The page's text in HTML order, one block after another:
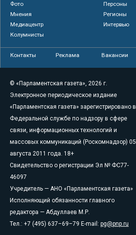
Фото
Персоны
Мнения
Регионы
Медиацентр
Интервью
Колумнисты
Контакты Реклама Вакансии
© «Парламентская газета», 2026 г.
Электронное периодическое издание
«Парламентская газета» зарегистрировано в
Федеральной службе по надзору в сфере
связи, информационных технологий и
массовых коммуникаций (Роскомнадзор) 05
августа 2011 года. 18+
Свидетельство о регистрации Эл № ФС77-
46097
Учредитель — АНО «Парламентская газета»
Исполняющий обязанности главного
редактора — Абдуллаев М.Р.
Тел.: +7 (495) 637–69–79 E-mail: pg@pnp.ru